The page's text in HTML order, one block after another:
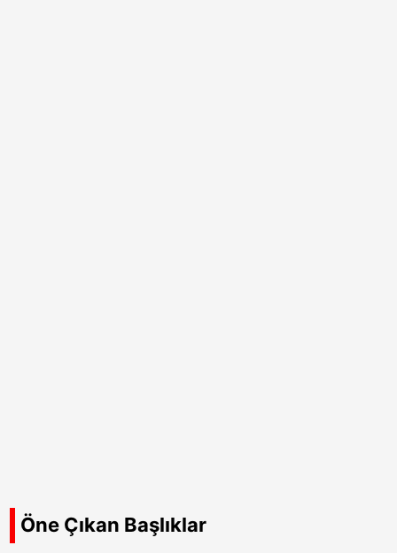
Öne Çıkan Başlıklar